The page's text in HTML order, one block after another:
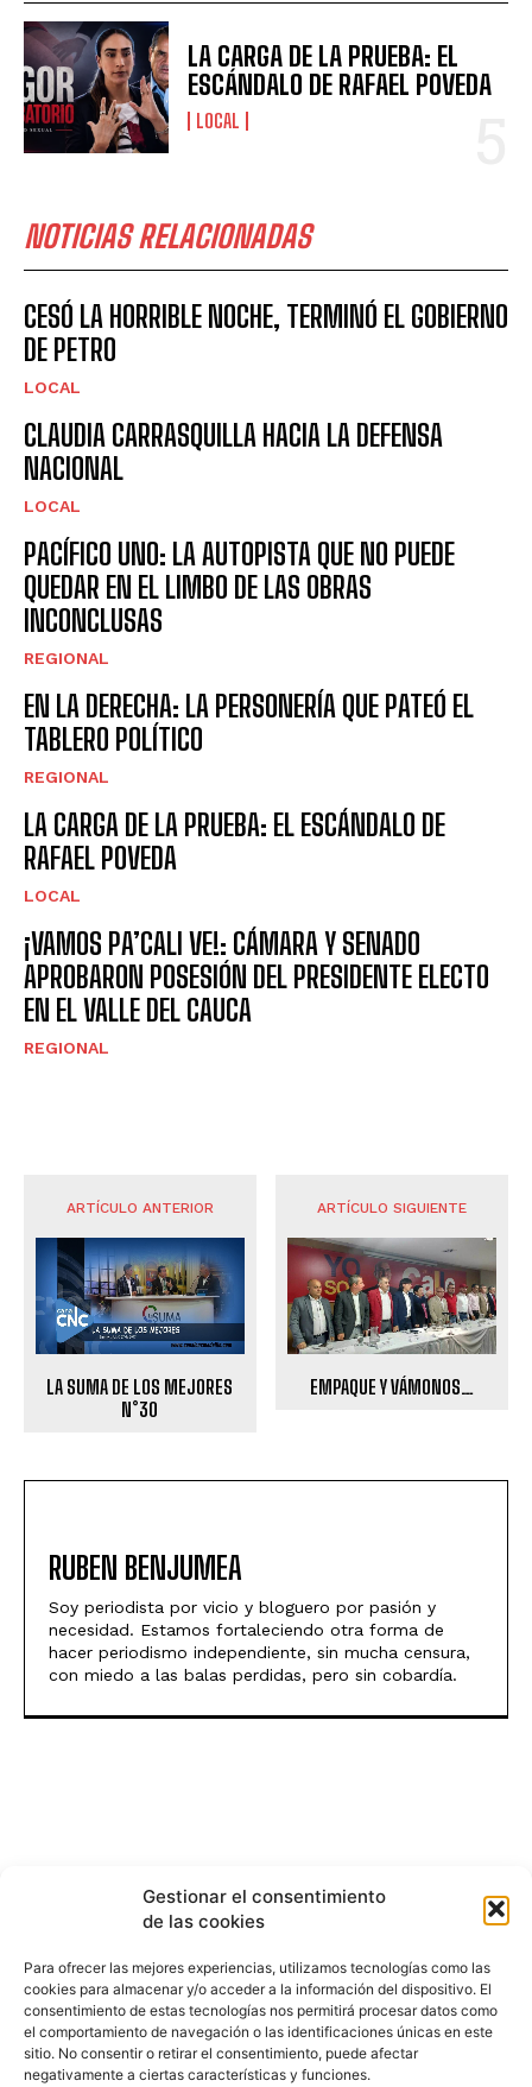
Gestionar el consentimiento
de las cookies
Para ofrecer las mejores experiencias, utilizamos tecnologías como las
cookies para almacenar y/o acceder a la información del dispositivo. El
consentimiento de estas tecnologías nos permitirá procesar datos como
el comportamiento de navegación o las identificaciones únicas en este
sitio. No consentir o retirar el consentimiento, puede afectar
negativamente a ciertas características y funciones.
LA CARGA DE LA PRUEBA: EL
ESCÁNDALO DE RAFAEL POVEDA
LOCAL
NOTICIAS RELACIONADAS
CESÓ LA HORRIBLE NOCHE, TERMINÓ EL GOBIERNO
DE PETRO
LOCAL
CLAUDIA CARRASQUILLA HACIA LA DEFENSA
NACIONAL
LOCAL
PACÍFICO UNO: LA AUTOPISTA QUE NO PUEDE
QUEDAR EN EL LIMBO DE LAS OBRAS
INCONCLUSAS
REGIONAL
EN LA DERECHA: LA PERSONERÍA QUE PATEÓ EL
TABLERO POLÍTICO
REGIONAL
LA CARGA DE LA PRUEBA: EL ESCÁNDALO DE
RAFAEL POVEDA
LOCAL
¡VAMOS PA’CALI VE!: CÁMARA Y SENADO
APROBARON POSESIÓN DEL PRESIDENTE ELECTO
EN EL VALLE DEL CAUCA
REGIONAL
ARTÍCULO ANTERIOR
LA SUMA DE LOS MEJORES
N°30
ARTÍCULO SIGUIENTE
EMPAQUE Y VÁMONOS…
RUBEN BENJUMEA
Soy periodista por vicio y bloguero por pasión y
necesidad. Estamos fortaleciendo otra forma de
hacer periodismo independiente, sin mucha censura,
con miedo a las balas perdidas, pero sin cobardía.